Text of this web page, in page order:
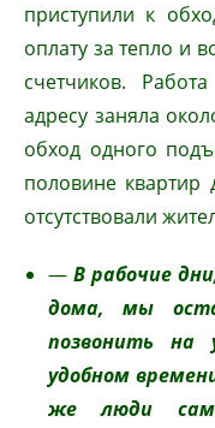
приступили к
оплату за тепло и
счетчиков.
адресу заняла
обход одного
половине квартир
отсутствовали
— В рабочие
дома, мы
позвонить на
удобном
же люди